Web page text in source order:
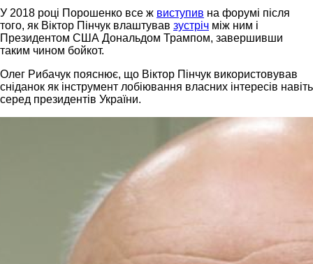
У 2018 році Порошенко все ж виступив на форумі після
того, як Віктор Пінчук влаштував зустріч між ним і
Президентом США Дональдом Трампом, завершивши
таким чином бойкот.
Олег Рибачук пояснює, що Віктор Пінчук використовував
сніданок як інструмент лобіювання власних інтересів навіть
серед президентів України.